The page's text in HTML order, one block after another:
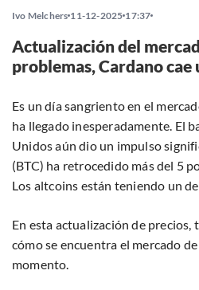
Ivo Melchers 11-12-2025 17:37
Actualización del
problemas, Cardano cae
Es un día sangriento en el
ha llegado inesperadamente. El
Unidos aún dio un impulso
(BTC) ha retrocedido más del 5
Los altcoins están teniendo un
En esta actualización de
cómo se encuentra el mercado
momento.